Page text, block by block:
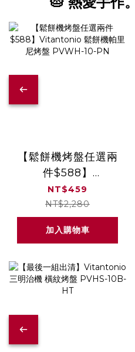
【鬆餅機烤盤任選兩
件$588】
Vitantonio 鬆餅機
帕里尼烤盤 PVWH-
10-PN
NT$459
NT$2,280
加入購物車